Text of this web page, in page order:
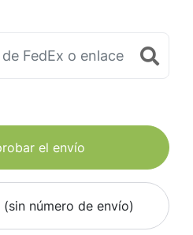
el envío
número de envío)